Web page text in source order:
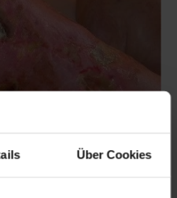
Über Cookies